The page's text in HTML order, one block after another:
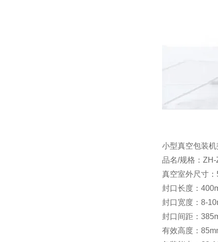
小型真空包装
品名/规格：
真空室外尺寸
封口长度：
封口宽度：8-
封口间距：
有效高度：